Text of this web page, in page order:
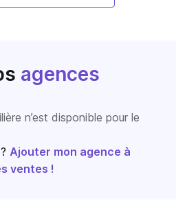
agences
n’est disponible pour le
Ajouter mon agence à
ventes !